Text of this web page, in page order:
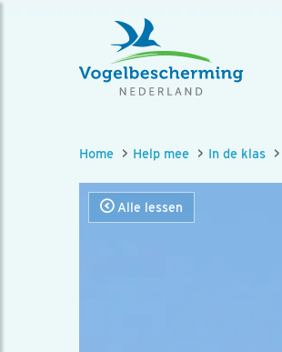
Home Help mee In de klas
Alle lessen